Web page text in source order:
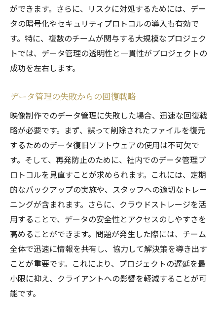
ができます。さらに、リスクに対処するためには、デー
タの暗号化やセキュリティプロトコルの導入も有効で
す。特に、複数のチームが関与する大規模なプロジェク
トでは、データ管理の透明性と一貫性がプロジェクトの
成功を左右します。
データ管理の失敗からの回復戦略
映像制作でのデータ管理に失敗した場合、迅速な回復戦
略が必要です。まず、誤って削除されたファイルを復元
するためのデータ復旧ソフトウェアの使用は不可欠で
す。そして、再発防止のために、社内でのデータ管理プ
ロトコルを見直すことが求められます。これには、定期
的なバックアップの実施や、スタッフへの適切なトレー
ニングが含まれます。さらに、クラウドストレージを活
用することで、データの安全性とアクセスのしやすさを
高めることができます。問題が発生した際には、チーム
全体で迅速に情報を共有し、協力して解決策を導き出す
ことが重要です。これにより、プロジェクトの遅延を最
小限に抑え、クライアントへの影響を軽減することが可
能です。